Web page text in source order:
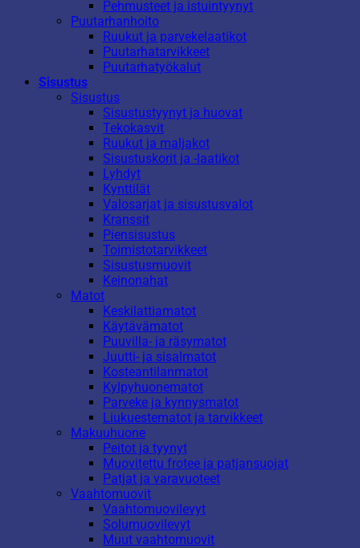
Pehmusteet ja istuintyynyt
Puutarhanhoito
Ruukut ja parvekelaatikot
Puutarhatarvikkeet
Puutarhatyökalut
Sisustus
Sisustus
Sisustustyynyt ja huovat
Tekokasvit
Ruukut ja maljakot
Sisustuskorit ja -laatikot
Lyhdyt
Kynttilät
Valosarjat ja sisustusvalot
Kranssit
Piensisustus
Toimistotarvikkeet
Sisustusmuovit
Keinonahat
Matot
Keskilattiamatot
Käytävämatot
Puuvilla- ja räsymatot
Juutti- ja sisalmatot
Kosteantilanmatot
Kylpyhuonematot
Parveke ja kynnysmatot
Liukuestematot ja tarvikkeet
Makuuhuone
Peitot ja tyynyt
Muovitettu frotee ja patjansuojat
Patjat ja varavuoteet
Vaahtomuovit
Vaahtomuovilevyt
Solumuovilevyt
Muut vaahtomuovit